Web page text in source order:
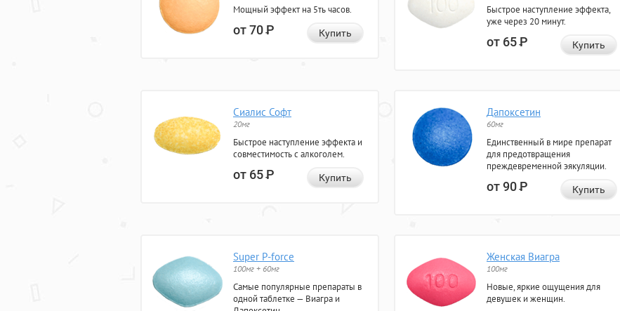
Мощный эффект на 5ть часов.
от 70Р Купить
Быстрое наступление эффекта,
уже через 20 минут.
от 65Р Купить
Сиалис Софт
20мг
Быстрое наступление эффекта и
совместимость с алкоголем.
от 65Р Купить
Дапоксетин
60мг
Единственный в мире препарат
для предотвращения
преждевременной эякуляции.
от 90Р Купить
Super P-force
100мг + 60мг
Самые популярные препараты в
одной таблетке — Виагра и
Женская Виагра
100мг
Новые, яркие ощущения для
девушек и женщин.